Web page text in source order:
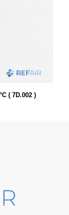
( 7D.002 )